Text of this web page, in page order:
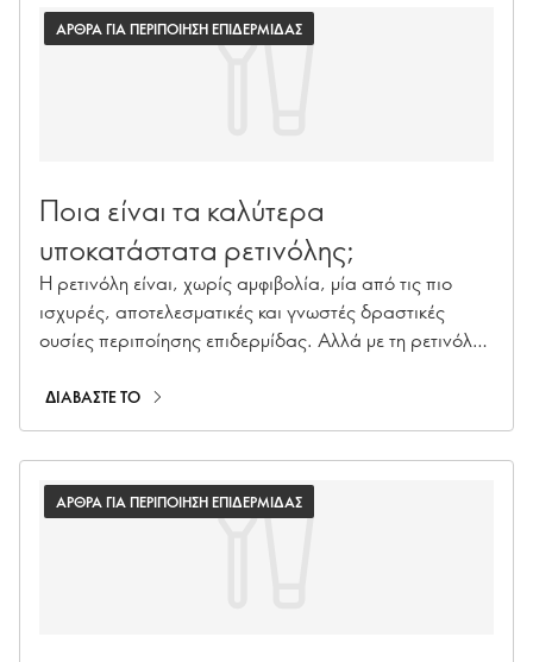
ΑΡΘΡΑ ΓΙΑ ΠΕΡΙΠΟΙΗΣΗ ΕΠΙΔΕΡΜΙΔΑΣ
Ποια είναι τα καλύτερα
υποκατάστατα ρετινόλης;
Η ρετινόλη είναι, χωρίς αμφιβολία, μία από τις πιο
ισχυρές, αποτελεσματικές και γνωστές δραστικές
ουσίες περιποίησης επιδερμίδας. Αλλά με τη ρετινόλη,
δραστικές ουσίες, αυτή η απόδοση μπορεί να έχει
υψηλό τίμημα αν έχετε ευαίσθητη επιδερμίδα - μπορεί
ΔΙΑΒΑΣΤΕ ΤΟ
ΑΡΘΡΑ ΓΙΑ ΠΕΡΙΠΟΙΗΣΗ ΕΠΙΔΕΡΜΙΔΑΣ